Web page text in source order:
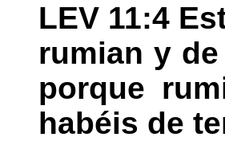
LEV 11:4
rumian y
porque
habéis de